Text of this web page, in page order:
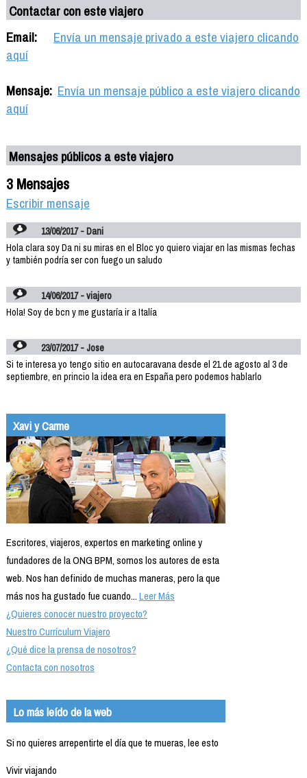
Contactar con este viajero
Email:
Envía un mensaje privado a este viajero clicando
aquí
Mensaje: Envía un mensaje público a este viajero clicando
aquí
Mensajes públicos a este viajero
3 Mensajes
Escribir mensaje
13/06/2017 - Dani
Hola clara soy Da ni su miras en el Bloc yo quiero viajar en las mismas fechas
y también podría ser con fuego un saludo
14/06/2017 - viajero
Hola! Soy de bcn y me gustaría ir a Italía
23/07/2017 - Jose
Si te interesa yo tengo sitio en autocaravana desde el 21 de agosto al 3 de
septiembre, en princio la idea era en España pero podemos hablarlo
Xavi y Carme
Escritores, viajeros, expertos en marketing online y
fundadores de la ONG BPM, somos los autores de esta
web. Nos han definido de muchas maneras, pero la que
más nos ha gustado fue cuando...Leer Más
¿Quieres conocer nuestro proyecto?
Nuestro Currículum Viajero
¿Qué dice la prensa de nosotros?
Contacta con nosotros
Lo más leído de la web
Si no quieres arrepentirte el día que te mueras, lee esto
Vivir viajando